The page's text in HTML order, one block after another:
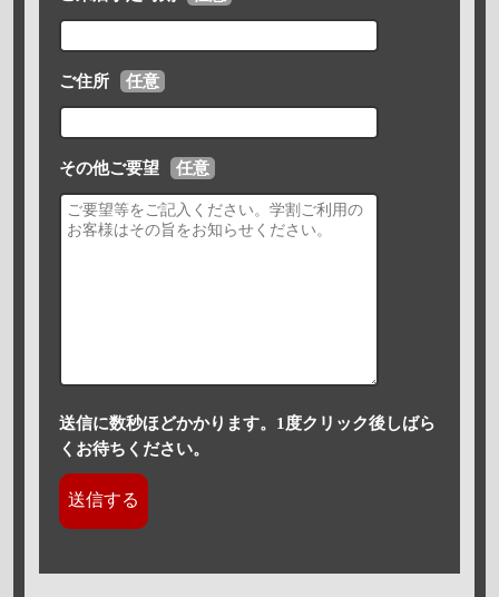
ご住所 任意
その他ご要望 任意
送信に数秒ほどかかります。1度クリック後しばら
くお待ちください。